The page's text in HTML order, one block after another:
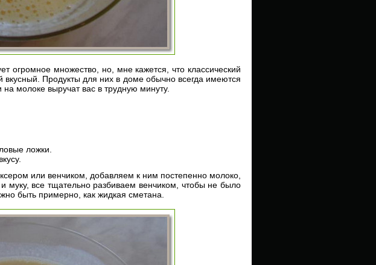
огромное множество, но, мне кажется, что классический
вкусный. Продукты для них в доме обычно всегда имеются
молоке выручат вас в трудную минуту.
ложки.
или венчиком, добавляем к ним постепенно молоко,
муку, все тщательно разбиваем венчиком, чтобы не было
быть примерно, как жидкая сметана.